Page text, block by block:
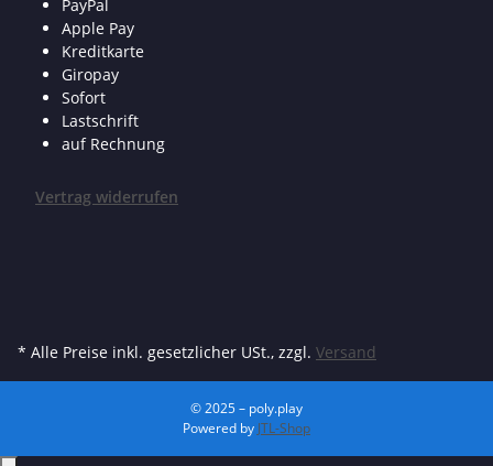
PayPal
Apple Pay
Kreditkarte
Giropay
Sofort
Lastschrift
auf Rechnung
Vertrag widerrufen
* Alle Preise inkl. gesetzlicher USt., zzgl. Versand
© 2025 – poly.play
Powered by JTL-Shop